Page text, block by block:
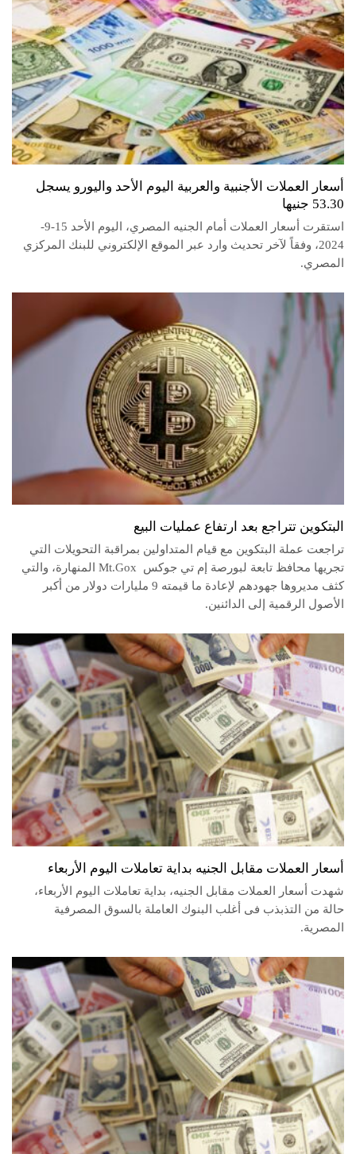
أسعار العملات الأجنبية والعربية اليوم الأحد واليورو يسجل
53.30 جنيها
استقرت أسعار العملات أمام الجنيه المصري، اليوم الأحد 15-9-
2024، وفقاً لآخر تحديث وارد عبر الموقع الإلكتروني للبنك المركزي
المصري.
البتكوين تتراجع بعد ارتفاع عمليات البيع
تراجعت عملة البتكوين مع قيام المتداولين بمراقبة التحويلات التي
تجريها محافظ تابعة لبورصة إم تي جوكس Mt.Gox المنهارة، والتي
كثف مديروها جهودهم لإعادة ما قيمته 9 مليارات دولار من أكبر
الأصول الرقمية إلى الدائنين.
أسعار العملات مقابل الجنيه بداية تعاملات اليوم الأربعاء
شهدت أسعار العملات مقابل الجنيه، بداية تعاملات اليوم الأربعاء،
حالة من التذبذب فى أغلب البنوك العاملة بالسوق المصرفية
المصرية.